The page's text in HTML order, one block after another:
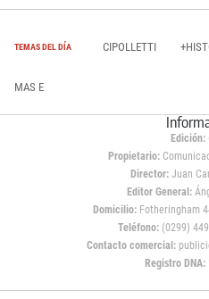
TEMAS DEL DÍA CIPOLLETTI
MAS E
Edición:
Propietario:
Director: Juan
Editor General:
Domicilio:Fotheringham
Teléfono: (0299)
Contacto comercial:
Registro DNA: